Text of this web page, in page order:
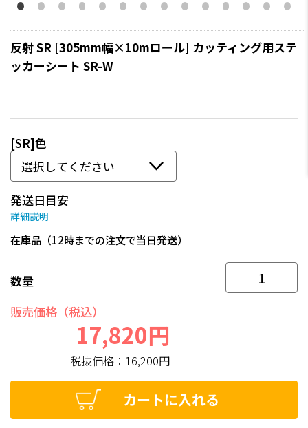
反射 SR [305mm幅×10mロール] カッティング用ステ
ッカーシート SR-W
[SR]色
発送日目安
詳細説明
在庫品（12時までの注文で当日発送）
数量
販売価格（税込）
17,820円
税抜価格： 16,200円
カートに入れる